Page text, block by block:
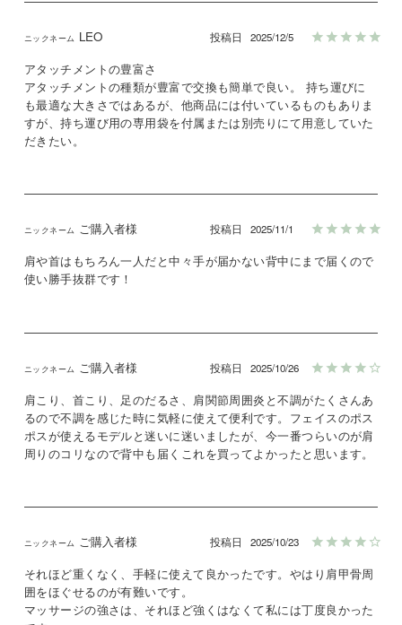
LEO 投稿日 2025/12/5
アタッチメントの豊富さ
アタッチメントの種類が豊富で交換も簡単で良い。 持ち運びに
も最適な大きさではあるが、他商品には付いているものもありま
すが、持ち運び用の専用袋を付属または別売りにて用意していた
だきたい。
ご購入者様 投稿日 2025/11/1
肩や首はもちろん一人だと中々手が届かない背中にまで届くので
使い勝手抜群です！
ご購入者様 投稿日 2025/10/26
肩こり、首こり、足のだるさ、肩関節周囲炎と不調がたくさんあ
るので不調を感じた時に気軽に使えて便利です。フェイスのポス
ポスが使えるモデルと迷いに迷いましたが、今一番つらいのが肩
周りのコリなので背中も届くこれを買ってよかったと思います。
ご購入者様 投稿日 2025/10/23
それほど重くなく、手軽に使えて良かったです。やはり肩甲骨周
囲をほぐせるのが有難いです。
マッサージの強さは、それほど強くはなくて私には丁度良かった